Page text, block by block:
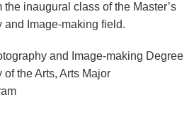
inaugural class of the Master’s
Image-making field.
and Image-making Degree
the Arts, Arts Major